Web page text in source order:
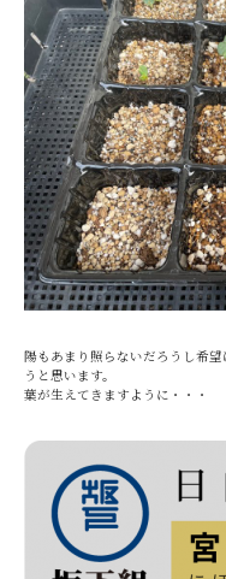
陽もあまり照らないだろうし希
うと思います。
葉が生えてきますように・・・